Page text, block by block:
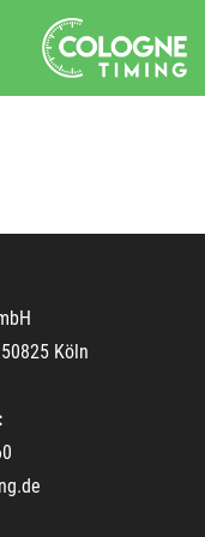
Köln